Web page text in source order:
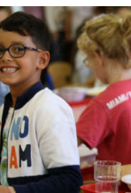
webshopon is